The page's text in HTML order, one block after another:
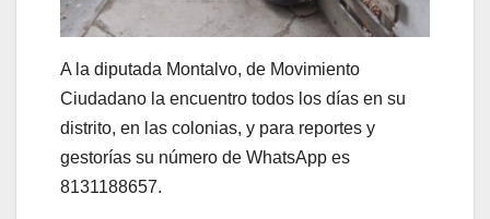
A la diputada Montalvo, de Movimiento
Ciudadano la encuentro todos los días en su
distrito, en las colonias, y para reportes y
gestorías su número de WhatsApp es
8131188657.